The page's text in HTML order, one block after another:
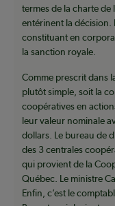
termes de la charte
entérinent la décision.
constituant en
la sanction royale.
Comme prescrit dans
plutôt simple, soit la
coopératives en
leur valeur nominale
dollars. Le bureau de
des 3 centrales
qui provient de la
Québec. Le ministre
Enfin, c’est le